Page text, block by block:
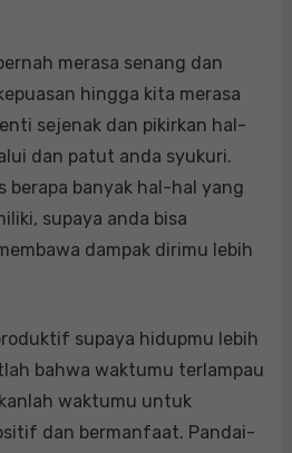
merasa senang dan
hingga kita merasa
sejenak dan pikirkan hal-
dan patut anda syukuri.
berapa banyak hal-hal yang
supaya anda bisa
dampak dirimu lebih
supaya hidupmu lebih
bahwa waktumu terlampau
waktumu untuk
dan bermanfaat. Pandai-